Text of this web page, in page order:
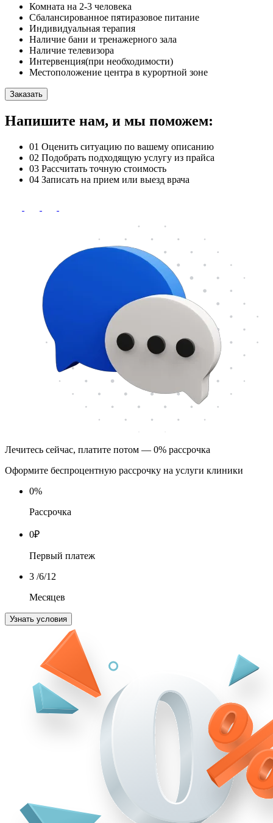
Комната на 2-3 человека
Сбалансированное пятиразовое питание
Индивидуальная терапия
Наличие бани и тренажерного зала
Наличие телевизора
Интервенция(при необходимости)
Местоположение центра в курортной зоне
Заказать
Напишите нам, и мы поможем:
01 Оценить ситуацию по вашему описанию
02 Подобрать подходящую услугу из прайса
03 Рассчитать точную стоимость
04 Записать на прием или выезд врача
Лечитесь сейчас, платите потом — 0% рассрочка
Оформите беспроцентную рассрочку на услуги клиники
0%
Рассрочка
0₽
Первый платеж
3 /6/12
Месяцев
Узнать условия